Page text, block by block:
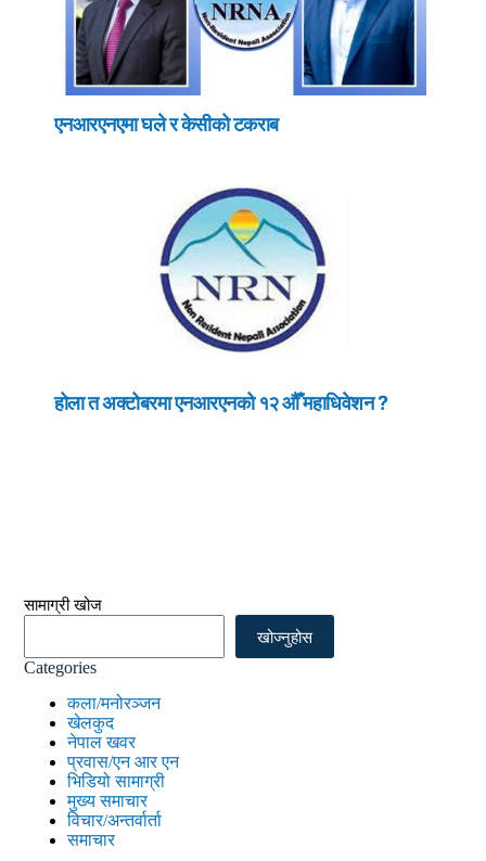
एनआरएनएमा घले र केसीको टकराब
होला त अक्टोबरमा एनआरएनको १२ औँ महाधिवेशन ?
सामाग्री खोज
खोज्नुहोस
Categories
कला/मनोरञ्जन
खेलकुद
नेपाल खवर
प्रवास/एन आर एन
भिडियो सामाग्री
मुख्य समाचार
विचार/अन्तर्वार्ता
समाचार